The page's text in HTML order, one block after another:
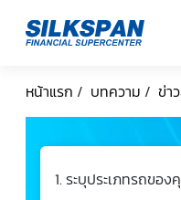
หน้าแรก / บทความ / ข่า
ระบุประเภทรถขอ